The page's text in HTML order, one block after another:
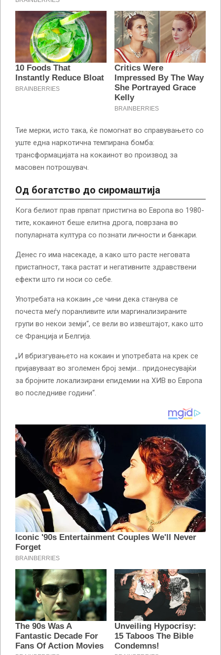
Тие мерки, исто така, ќе помогнат во справувањето со
уште една наркотична темпирана бомба:
трансформацијата на кокаинот во производ за
масовен потрошувач.
Од богатство до сиромаштија
Кога белиот прав првпат пристигна во Европа во 1980-
тите, кокаинот беше елитна дрога, поврзана во
популарната култура со познати личности и банкари.
Денес го има насекаде, а како што расте неговата
пристапност, така растат и негативните здравствени
ефекти што ги носи со себе.
Употребата на кокаин „се чини дека станува се
почеста меѓу поранливите или маргинализираните
групи во некои земји“, се вели во извештајот, како што
се Франција и Белгија.
„И вбризгувањето на кокаин и употребата на крек се
пријавуваат во зголемен број земји… придонесувајќи
за бројните локализирани епидемии на ХИВ во Европа
во последниве години“.